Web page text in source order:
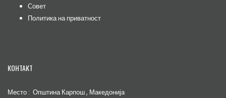
Совет
Политика на приватност
КОНТАКТ
Место : Општина Карпош , Македонија